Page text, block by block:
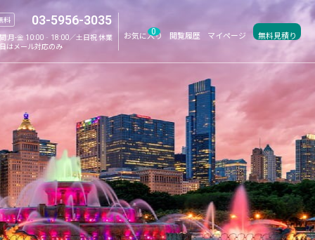
料 03-5956-3035
:月-金 10:00‐18:00／土日祝 休業
はメール対応のみ
お気に入り
0 閲覧履歴 マイページ 無料見積り